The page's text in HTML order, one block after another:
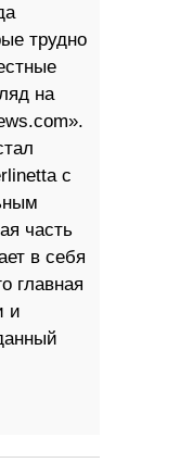
трудно
на
с
часть
в себя
главная
и